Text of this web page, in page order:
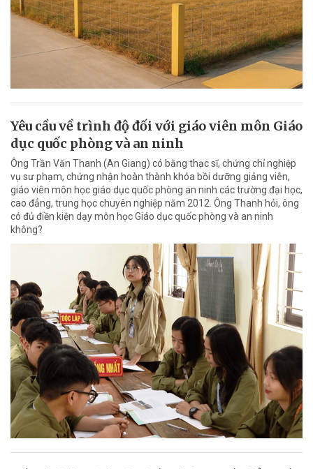
Yêu cầu về trình độ đối với giáo viên môn Giáo
dục quốc phòng và an ninh
Ông Trần Văn Thanh (An Giang) có bằng thạc sĩ, chứng chỉ nghiệp
vụ sư phạm, chứng nhận hoàn thành khóa bồi dưỡng giảng viên,
giáo viên môn học giáo dục quốc phòng an ninh các trường đại học,
cao đẳng, trung học chuyên nghiệp năm 2012. Ông Thanh hỏi, ông
có đủ điền kiện dạy môn học Giáo dục quốc phòng và an ninh
không?